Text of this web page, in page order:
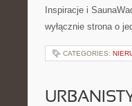
Inspiracje i
wyłącznie strona o
CATEGORIES: